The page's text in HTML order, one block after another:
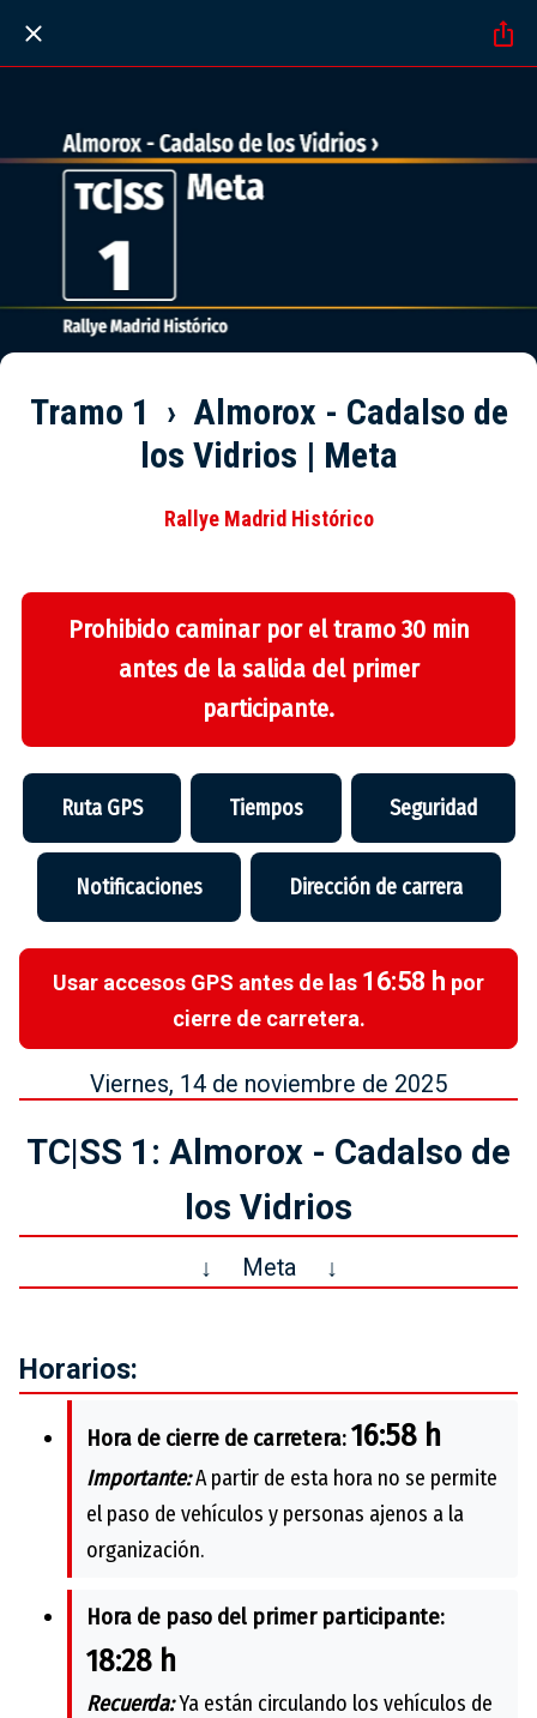
Tramo 1 › Almorox - Cadalso de
los Vidrios | Meta
Rallye Madrid Histórico
Prohibido caminar por el tramo 30 min
antes de la salida del primer
participante.
Ruta GPS Tiempos Seguridad
Notificaciones Dirección de carrera
Usar accesos GPS antes de las 16:58 h por
cierre de carretera.
Viernes, 14 de noviembre de 2025
TC|SS 1: Almorox - Cadalso de
los Vidrios
↓ Meta↓
Horarios:
Hora de cierre de carretera:16:58 h
Importante:A partir de esta hora no se permite
el paso de vehículos y personas ajenos a la
organización.
Hora de paso del primer participante:
18:28 h
Recuerda:Ya están circulando los vehículos de